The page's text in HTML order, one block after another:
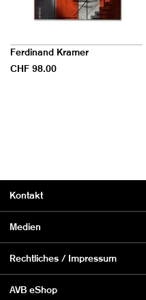
Ferdinand Kramer
CHF 98.00
Kontakt
Medien
Rechtliches / Impressum
AVB eShop